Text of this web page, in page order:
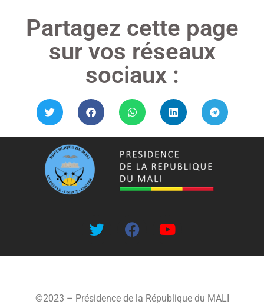
Partagez cette page
sur vos réseaux
sociaux :
©2023 – Présidence de la République du MALI